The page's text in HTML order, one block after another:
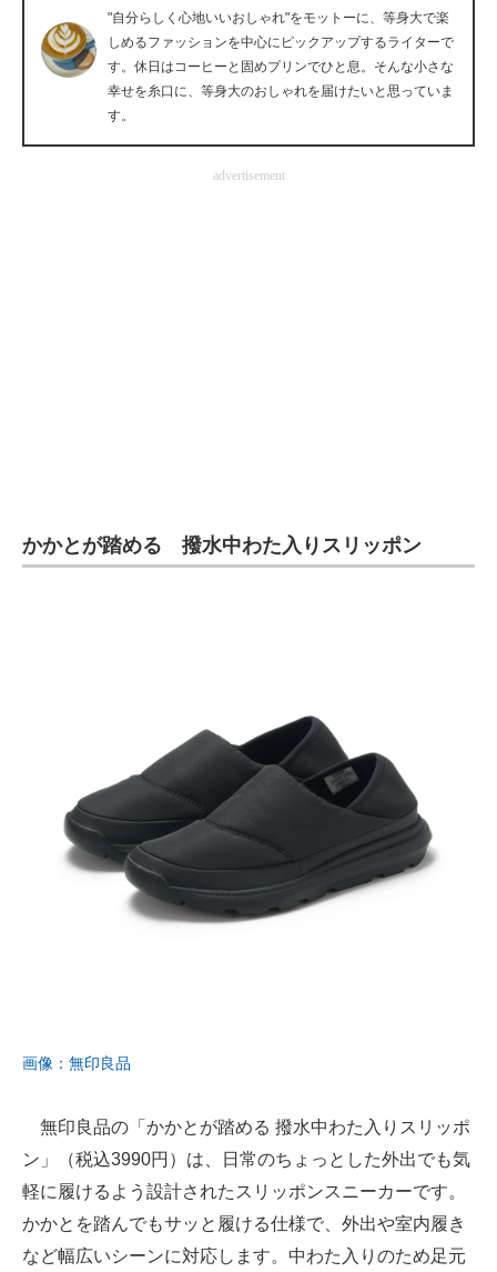
企業ITのトレンドを詳説
経営リーダーのコミュニティ
建設×テクノロジーの最前線
"自分らしく心地いいおしゃれ"をモットーに、等身大で楽
しめるファッションを中心にピックアップするライターで
す。休日はコーヒーと固めプリンでひと息。そんな小さな
幸せを糸口に、等身大のおしゃれを届けたいと思っていま
す。
advertisement
かかとが踏める 撥水中わた入りスリッポン
画像：無印良品
無印良品の「かかとが踏める 撥水中わた入りスリッポ
ン」（税込3990円）は、日常のちょっとした外出でも気
軽に履けるよう設計されたスリッポンスニーカーです。
かかとを踏んでもサッと履ける仕様で、外出や室内履き
など幅広いシーンに対応します。中わた入りのため足元